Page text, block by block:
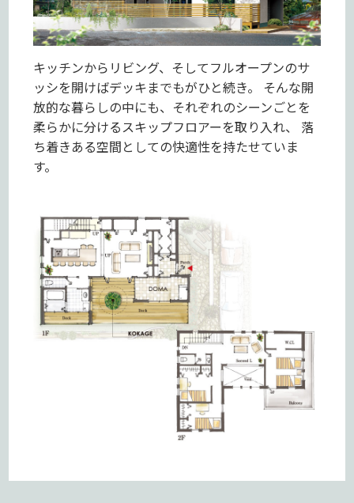
キッチンからリビング、そしてフルオープンのサ
ッシを開けばデッキまでもがひと続き。 そんな開
放的な暮らしの中にも、それぞれのシーンごとを
柔らかに分けるスキップフロアーを取り入れ、 落
ち着きある空間としての快適性を持たせていま
す。